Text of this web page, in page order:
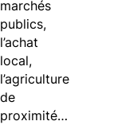
marchés
publics,
l’achat
local,
l’agriculture
de
proximité…